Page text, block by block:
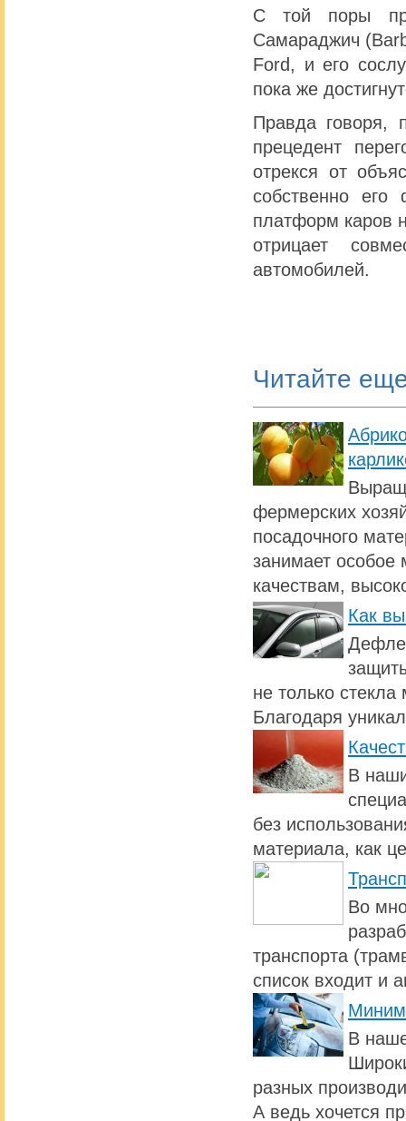
С той поры
Самараджич
Ford, и его
пока же
Правда говоря,
прецедент
отрекся от
собственно его
платформ каров
отрицает
автомобилей.
Читайте
фермерских
посадочного
занимает особое
качествам,
Как
не только
Благодаря
В
без
материала, как
Во
транспорта
список входит и
В
разных
А ведь хочется